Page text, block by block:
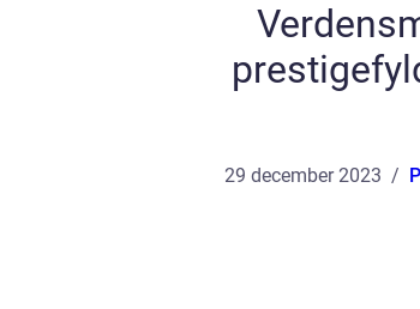
29 december 2023